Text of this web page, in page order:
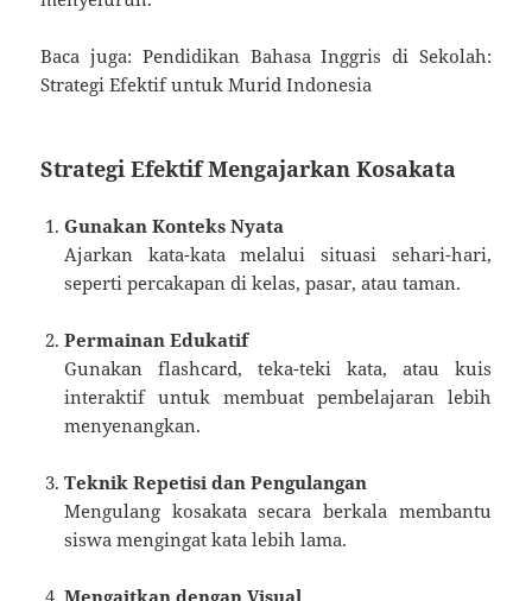
Baca juga: Pendidikan Bahasa Inggris di Sekolah:
Strategi Efektif untuk Murid Indonesia
Strategi Efektif Mengajarkan Kosakata
Gunakan Konteks Nyata
Ajarkan kata-kata melalui situasi sehari-hari,
seperti percakapan di kelas, pasar, atau taman.
Permainan Edukatif
Gunakan flashcard, teka-teki kata, atau kuis
interaktif untuk membuat pembelajaran lebih
menyenangkan.
Teknik Repetisi dan Pengulangan
Mengulang kosakata secara berkala membantu
siswa mengingat kata lebih lama.
Mengaitkan dengan Visual